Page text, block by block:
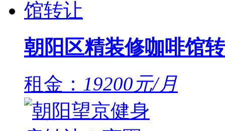
朝阳区精装修咖啡馆
租金： 19200元/月